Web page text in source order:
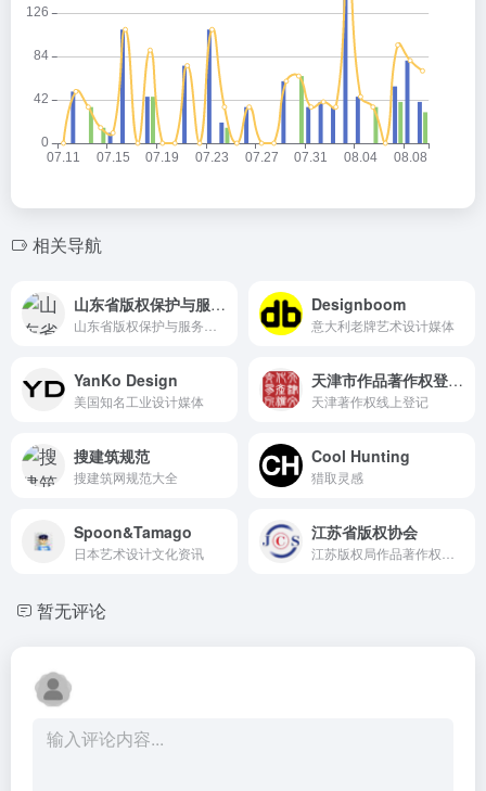
相关导航
山东省版权保护与服务平台 Designboom
意大利老牌艺术设计媒体
YanKo Design
美国知名工业设计媒体
天津市作品著作权登记系统
天津著作权线上登记
搜建筑规范
搜建筑网规范大全
Cool Hunting
猎取灵感
Spoon&Tamago
日本艺术设计文化资讯
江苏省版权协会
暂无评论